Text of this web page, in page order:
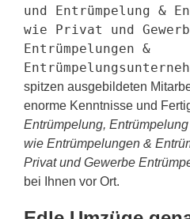
und Entrümpelung &
wie Privat und
Entrümpelungen &
spitzen ausgebildeten
enorme Kenntnisse und
Entrümpelung,
wie Entrümpelungen &
Privat und Gewerbe
bei Ihnen vor Ort.